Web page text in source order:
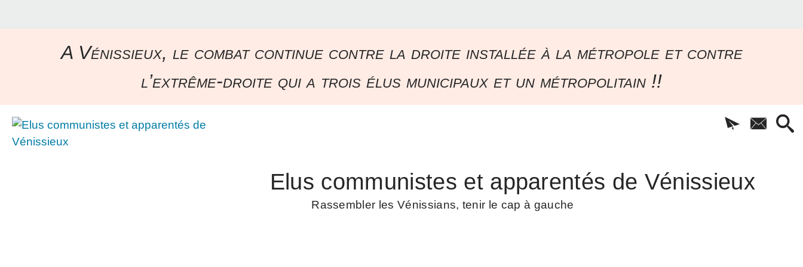
A Vénissieux, le combat continue contre la droite installée à la métropole et contre
l’extrême-droite qui a trois élus municipaux et un métropolitain !!
Elus communistes et apparentés de Vénissieux
Rassembler les Vénissians, tenir le cap à gauche